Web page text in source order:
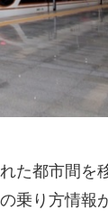
た都市間を
乗り方情報